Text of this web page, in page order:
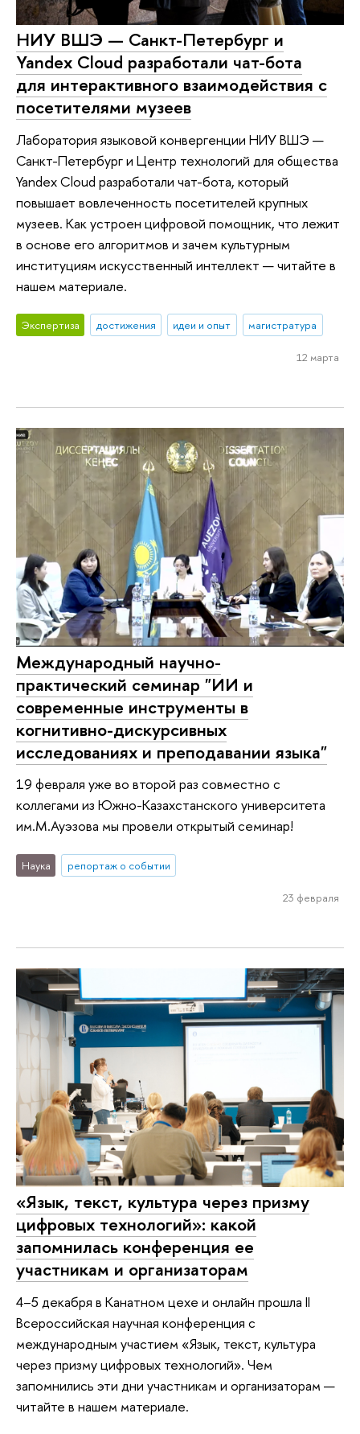
НИУ ВШЭ — Санкт-Петербург и
Yandex Cloud разработали чат-бота
для интерактивного взаимодействия с
посетителями музеев
Лаборатория языковой конвергенции НИУ ВШЭ —
Санкт-Петербург и Центр технологий для общества
Yandex Cloud разработали чат-бота, который
повышает вовлеченность посетителей крупных
музеев. Как устроен цифровой помощник, что лежит
в основе его алгоритмов и зачем культурным
институциям искусственный интеллект — читайте в
нашем материале.
Экспертиза достижения идеи и опыт магистратура
12 марта
Международный научно-
практический семинар "ИИ и
современные инструменты в
когнитивно-дискурсивных
исследованиях и преподавании языка"
19 февраля уже во второй раз совместно с
коллегами из Южно-Казахстанского университета
им.М.Ауэзова мы провели открытый семинар!
Наука репортаж о событии
23 февраля
«Язык, текст, культура через призму
цифровых технологий»: какой
запомнилась конференция ее
участникам и организаторам
4–5 декабря в Канатном цехе и онлайн прошла II
Всероссийская научная конференция с
международным участием «Язык, текст, культура
через призму цифровых технологий». Чем
запомнились эти дни участникам и организаторам —
читайте в нашем материале.